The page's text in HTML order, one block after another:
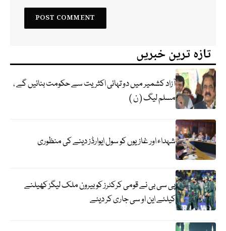
تازہ ترین خبریں
آزاد کشمیر میں دو تہائی اکثریت سے حکومت بنائیں گے ،
مسلم لیگ ( ن )
شہداء اور غازیوں کو سول ایوارڈز دینے کی منظوری
پی سی بی نے قومی کرکٹرز کو بیرون ملک لیگز کھیلنے
کیلئے این او سی جاری کر دیئے